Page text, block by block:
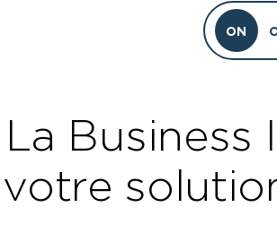
ON
La Business
votre